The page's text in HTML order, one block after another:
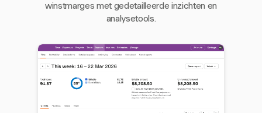
winstmarges met gedetailleerde inzichten en
analysetools.